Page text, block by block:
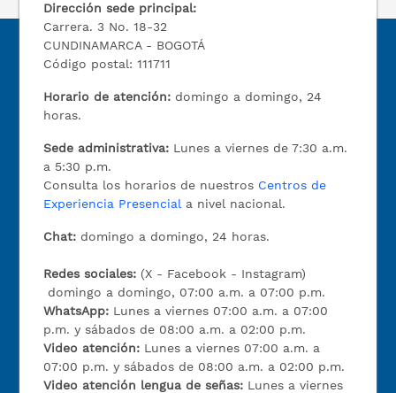
Dirección sede principal:
Carrera. 3 No. 18-32
CUNDINAMARCA - BOGOTÁ
Código postal: 111711
Horario de atención: domingo a domingo, 24
horas.
Sede administrativa: Lunes a viernes de 7:30 a.m.
a 5:30 p.m.
Consulta los horarios de nuestros Centros de
Experiencia Presencial a nivel nacional.
Chat: domingo a domingo, 24 horas.
Redes sociales: (X - Facebook - Instagram)
domingo a domingo, 07:00 a.m. a 07:00 p.m.
WhatsApp: Lunes a viernes 07:00 a.m. a 07:00
p.m. y sábados de 08:00 a.m. a 02:00 p.m.
Video atención: Lunes a viernes 07:00 a.m. a
07:00 p.m. y sábados de 08:00 a.m. a 02:00 p.m.
Video atención lengua de señas: Lunes a viernes